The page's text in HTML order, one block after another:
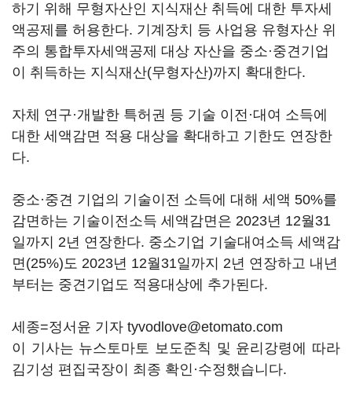
하기 위해 무형자산인 지식재산 취득에 대한 투자세
액공제를 허용한다. 기계장치 등 사업용 유형자산 위
주의 통합투자세액공제 대상 자산을 중소·중견기업
이 취득하는 지식재산(무형자산)까지 확대한다.
자체 연구·개발한 특허권 등 기술 이전·대여 소득에
대한 세액감면 적용 대상을 확대하고 기한도 연장한
다.
중소·중견 기업의 기술이전 소득에 대해 세액 50%를
감면하는 기술이전소득 세액감면은 2023년 12월31
일까지 2년 연장한다. 중소기업 기술대여소득 세액감
면(25%)도 2023년 12월31일까지 2년 연장하고 내년
부터는 중견기업도 적용대상에 추가된다.
세종=정서윤 기자 tyvodlove@etomato.com
이 기사는 뉴스토마토 보도준칙 및 윤리강령에 따라
김기성 편집국장이 최종 확인·수정했습니다.